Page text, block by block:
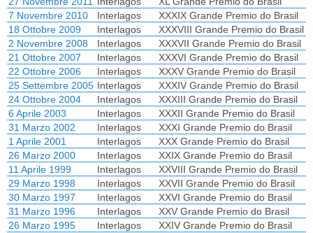
7 Novembre 2010
Interlagos
XXXIX Grande Premio do Brasil
18 Ottobre 2009
Interlagos
XXXVIII Grande Premio do Brasil
2 Novembre 2008
Interlagos
XXXVII Grande Premio do Brasil
21 Ottobre 2007
Interlagos
XXXVI Grande Premio do Brasil
22 Ottobre 2006
Interlagos
XXXV Grande Premio do Brasil
25 Settembre 2005 Interlagos
XXXIV Grande Premio do Brasil
24 Ottobre 2004
Interlagos
XXXIII Grande Premio do Brasil
6 Aprile 2003
Interlagos
XXXII Grande Premio do Brasil
31 Marzo 2002
Interlagos
XXXI Grande Premio do Brasil
1 Aprile 2001
Interlagos
XXX Grande Premio do Brasil
26 Marzo 2000
Interlagos
XXIX Grande Premio do Brasil
11 Aprile 1999
Interlagos
XXVIII Grande Premio do Brasil
29 Marzo 1998
Interlagos
XXVII Grande Premio do Brasil
30 Marzo 1997
Interlagos
XXVI Grande Premio do Brasil
31 Marzo 1996
Interlagos
XXV Grande Premio do Brasil
26 Marzo 1995
Interlagos
XXIV Grande Premio do Brasil